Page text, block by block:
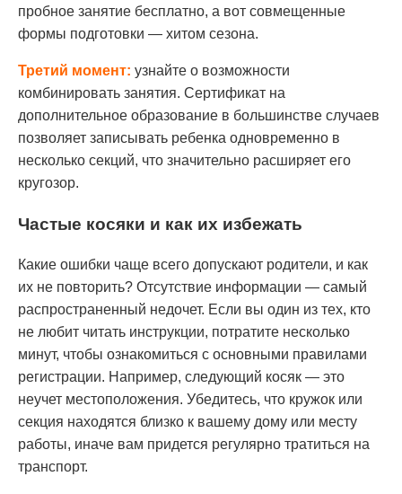
пробное занятие бесплатно, а вот совмещенные
формы подготовки — хитом сезона.
Третий момент: узнайте о возможности
комбинировать занятия. Сертификат на
дополнительное образование в большинстве случаев
позволяет записывать ребенка одновременно в
несколько секций, что значительно расширяет его
кругозор.
Частые косяки и как их избежать
Какие ошибки чаще всего допускают родители, и как
их не повторить? Отсутствие информации — самый
распространенный недочет. Если вы один из тех, кто
не любит читать инструкции, потратите несколько
минут, чтобы ознакомиться с основными правилами
регистрации. Например, следующий косяк — это
неучет местоположения. Убедитесь, что кружок или
секция находятся близко к вашему дому или месту
работы, иначе вам придется регулярно тратиться на
транспорт.